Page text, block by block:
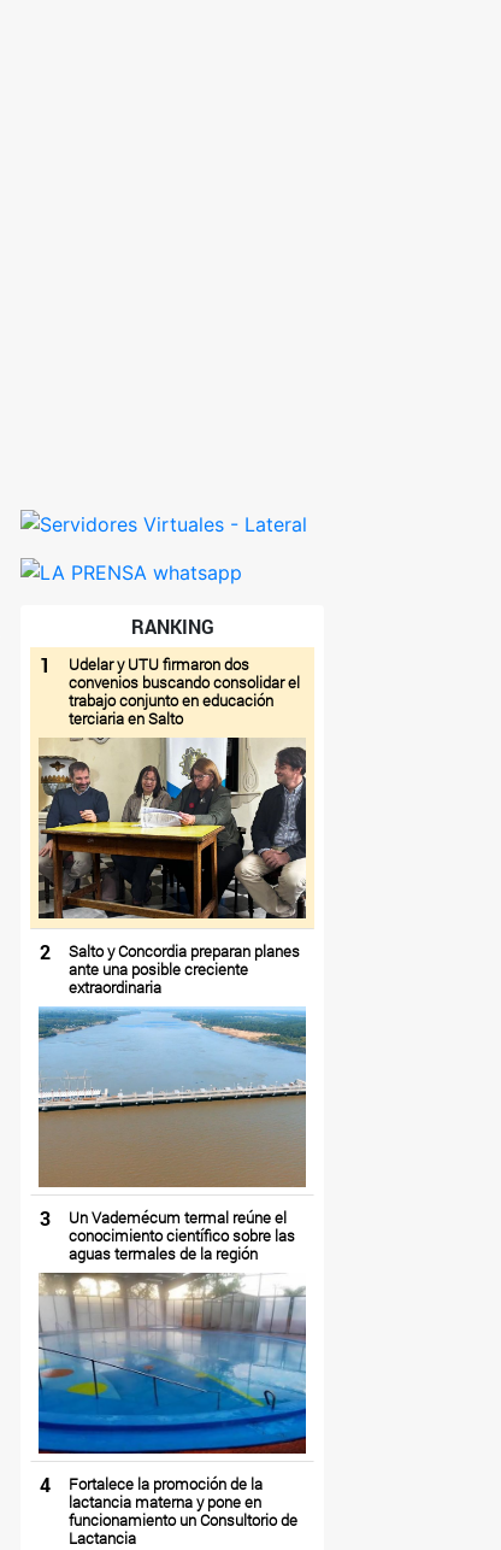
RANKING
1
Udelar y UTU firmaron dos
convenios buscando consolidar el
trabajo conjunto en educación
terciaria en Salto
2
Salto y Concordia preparan planes
ante una posible creciente
extraordinaria
3
Un Vademécum termal reúne el
conocimiento científico sobre las
aguas termales de la región
4
Fortalece la promoción de la
lactancia materna y pone en
funcionamiento un Consultorio de
Lactancia